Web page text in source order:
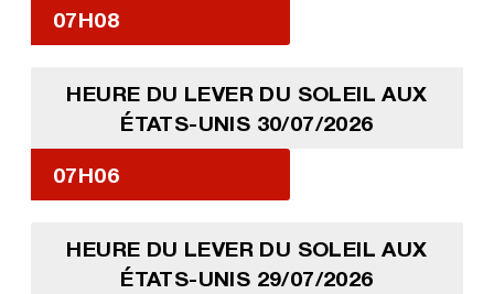
07H08
HEURE DU LEVER DU SOLEIL AUX
ÉTATS-UNIS 30/07/2026
07H06
HEURE DU LEVER DU SOLEIL AUX
ÉTATS-UNIS 29/07/2026